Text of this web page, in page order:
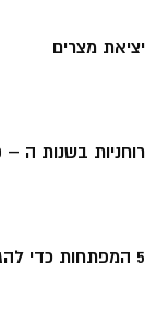
יציאת מצרים
רוחניות בשנות ה – 2000
5 המפתחות כדי להגיע לשלמות